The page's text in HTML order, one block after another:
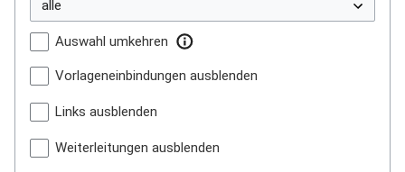
Auswahl umkehren
Vorlageneinbindungen ausblenden
Links ausblenden
Weiterleitungen ausblenden